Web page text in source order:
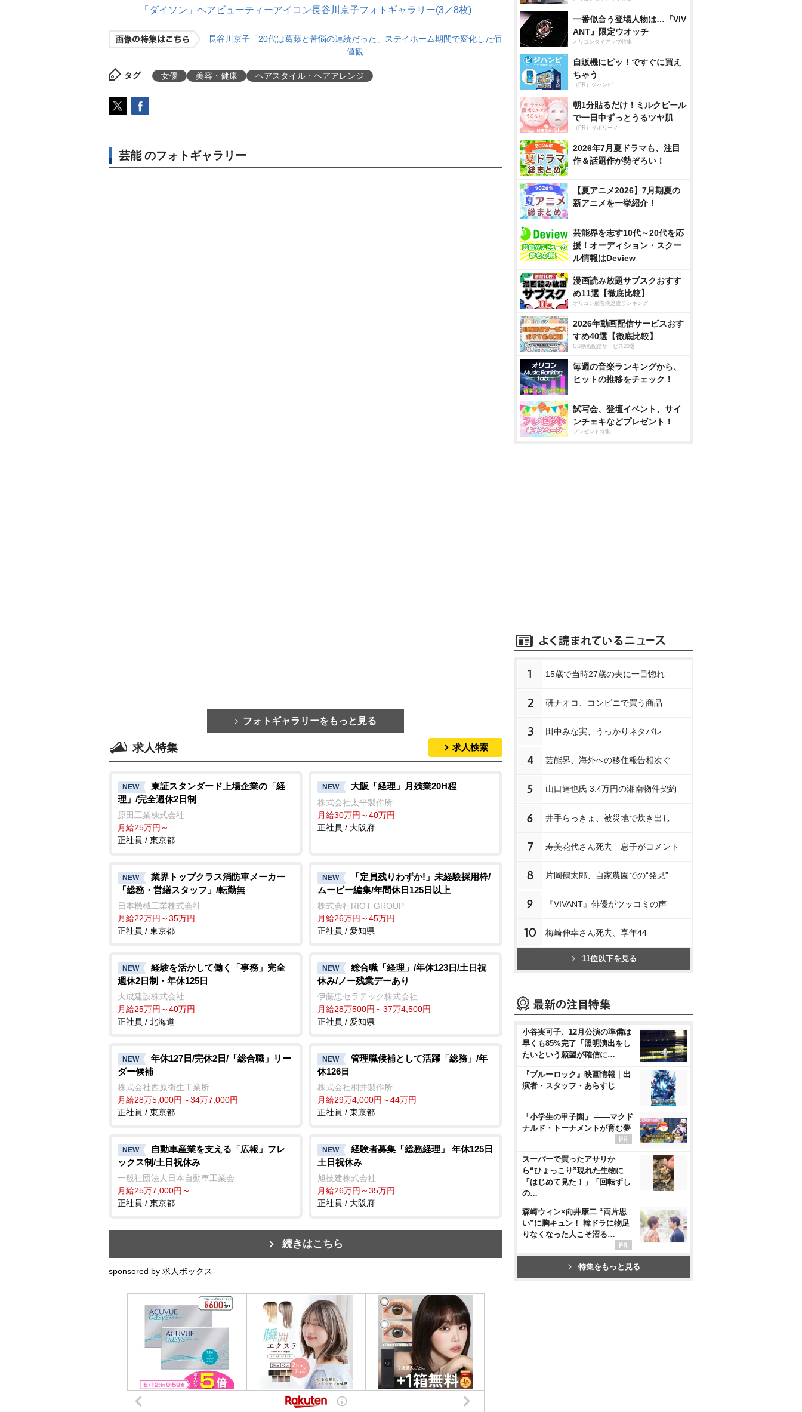
「ダイソン」ヘアビューティーアイコン長谷川京子フォトギャラリー(3／8枚)
長谷川京子「20代は葛藤と苦悩の連続だった」ステイホーム期間で変化した価
値観
タグ 女優 美容・健康 ヘアスタイル・ヘアアレンジ
芸能 のフォトギャラリー
フォトギャラリーをもっと見る
求人特集 求人検索
NEW
東証スタンダード上場企業の「経
理」/完全週休2日制
原田工業株式会社
月給25万円～
正社員 / 東京都
NEW 大阪「経理」月残業20H程
株式会社太平製作所
月給30万円～40万円
正社員 / 大阪府
NEW
業界トップクラス消防車メーカー
「総務・営繕スタッフ」/転勤無
日本機械工業株式会社
月給22万円～35万円
正社員 / 東京都
NEW
「定員残りわずか!」未経験採用枠/
ムービー編集/年間休日125日以上
株式会社RIOT GROUP
月給26万円～45万円
正社員 / 愛知県
NEW
経験を活かして働く「事務」完全
週休2日制・年休125日
大成建設株式会社
月給25万円～40万円
正社員 / 北海道
NEW
総合職「経理」/年休123日/土日祝
休み/ノー残業デーあり
伊藤忠セラテック株式会社
月給28万500円～37万4,500円
正社員 / 愛知県
NEW
年休127日/完休2日/「総合職」リー
ダー候補
株式会社西原衛生工業所
月給28万5,000円～34万7,000円
正社員 / 東京都
NEW
管理職候補として活躍「総務」/年
休126日
株式会社桐井製作所
月給29万4,000円～44万円
正社員 / 東京都
NEW
自動車産業を支える「広報」フレ
ックス制/土日祝休み
一般社団法人日本自動車工業会
月給25万7,000円～
正社員 / 東京都
NEW
経験者募集「総務経理」 年休125日
土日祝休み
旭技建株式会社
月給26万円～35万円
正社員 / 大阪府
続きはこちら
sponsored by 求人ボックス
一番似合う登場人物は…『VIV
ANT』限定ウオッチ
オリコンタイアップ特集
自販機にピッ！ですぐに買え
ちゃう
（PR）ジハンピ
朝1分貼るだけ！ミルクピール
で一日中ずっとうるツヤ肌
（PR）サボリーノ
2026年7月夏ドラマも、注目
作＆話題作が勢ぞろい！
【夏アニメ2026】7月期夏の
新アニメを一挙紹介！
芸能界を志す10代～20代を応
援！オーディション・スクー
ル情報はDeview
漫画読み放題サブスクおすす
め11選【徹底比較】
オリコン顧客満足度ランキング
2026年動画配信サービスおす
すめ40選【徹底比較】
CS動画配信サービス20選
毎週の音楽ランキングから、
ヒットの推移をチェック！
試写会、登壇イベント、サイ
ンチェキなどプレゼント！
プレゼント特集
1 15歳で当時27歳の夫に一目惚れ
2 研ナオコ、コンビニで買う商品
3 田中みな実、うっかりネタバレ
4 芸能界、海外への移住報告相次ぐ
5 山口達也氏 3.4万円の湘南物件契約
6 井手らっきょ、被災地で炊き出し
7 寿美花代さん死去 息子がコメント
8 片岡鶴太郎、自家農園での“発見”
9 『VIVANT』俳優がツッコミの声
10 梅崎伸幸さん死去、享年44
11位以下を見る
小谷実可子、12月公演の準備は
早くも85%完了「照明演出をし
たいという願望が確信に…
『ブルーロック』映画情報｜出
演者・スタッフ・あらすじ
「小学生の甲子園」 ――マクド
ナルド・トーナメントが育む夢
スーパーで買ったアサリか
ら“ひょっこり”現れた生物に
「はじめて見た！」「回転ずし
の…
森崎ウィン×向井康二 “両片思
い”に胸キュン！ 韓ドラに物足
りなくなった人こそ沼る…
特集をもっと見る